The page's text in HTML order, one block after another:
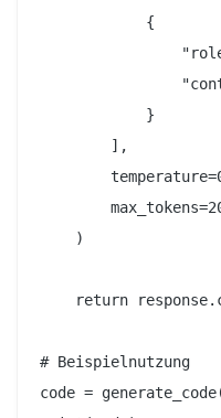
            {
            }
        ],
    )
return
# Beispielnutzung
code =